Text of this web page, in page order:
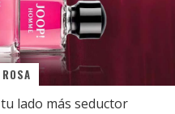
lado más seductor